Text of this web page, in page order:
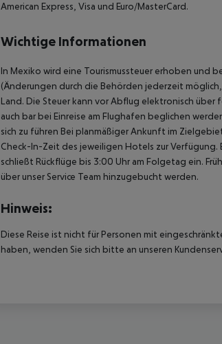
American Express, Visa und Euro/MasterCard.
Wichtige Informationen
In Mexiko wird eine Tourismussteuer erhoben und
(Änderungen durch die Behörden jederzeit
Land. Die Steuer kann vor Abflug elektronisch
auch bar bei Einreise am Flughafen beglichen
sich zu führen Bei planmäßiger Ankunft im
Check-In-Zeit des jeweiligen Hotels zur
schließt Rückflüge bis 3:00 Uhr am Folgetag ein.
über unser Service Team hinzugebucht werden.
Hinweis:
Diese Reise ist nicht für Personen mit
haben, wenden Sie sich bitte an unseren